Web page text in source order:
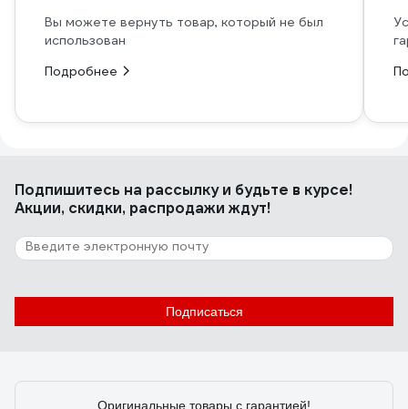
Вы можете вернуть товар, который не был
использован
Подробнее
Подпишитесь на рассылкуи будьте в курсе!
Акции, скидки, распродажи ждут!
Подписаться
Оригинальные товары с гарантией!